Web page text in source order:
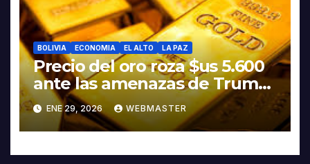
BOLIVIA ECONOMIA EL ALTO LA PAZ
Precio del oro roza $us 5.600
ante las amenazas de Trump
contra Irán
ENE 29, 2026 WEBMASTER